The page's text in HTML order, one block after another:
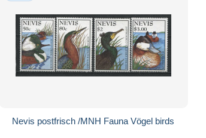
Nevis postfrisch /MNH Fauna Vögel birds